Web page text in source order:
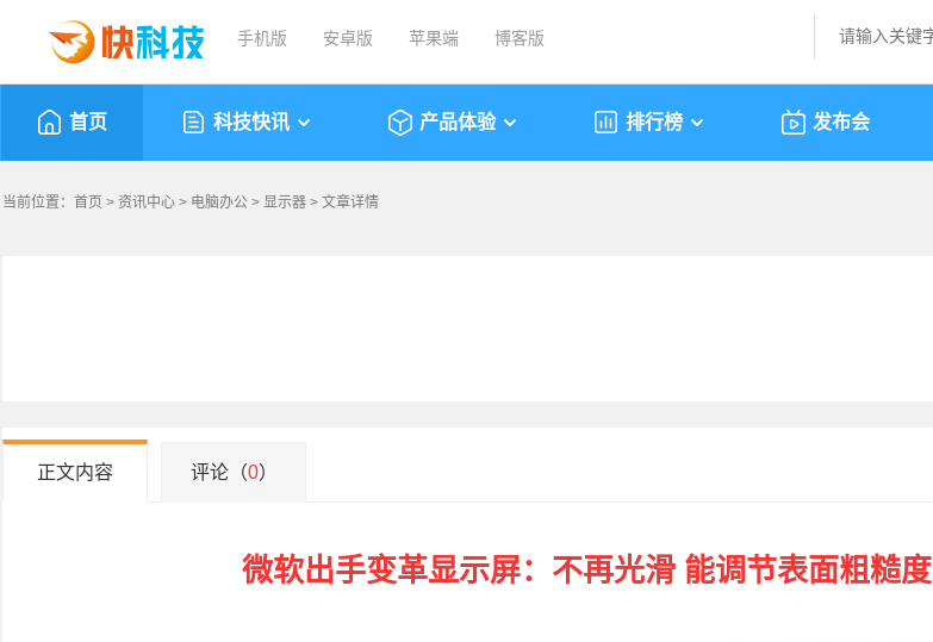
手机版 安卓版 苹果端 博客版
首页 科技快讯 产品体验 排行榜 发布会
当前位置： 首页 > 资讯中心 > 电脑办公 > 显示器 > 文章详情
正文内容 评论（0）
微软出手变革显示屏：不再光滑 能调节表面粗糙度